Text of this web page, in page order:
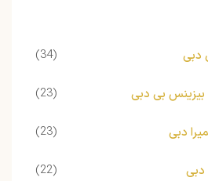
دبی (34)
بی دبی (23)
دبی (23)
دبی (22)